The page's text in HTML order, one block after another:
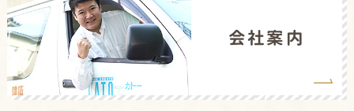
会社案内